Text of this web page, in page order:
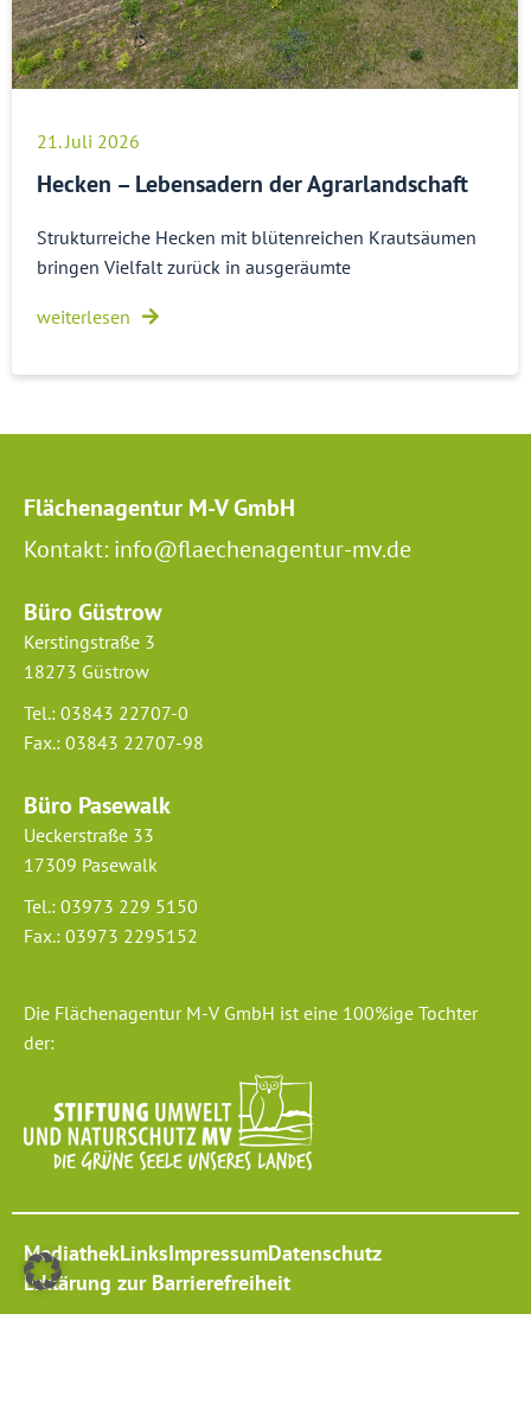
21. Juli 2026
Hecken – Lebensadern der Agrarlandschaft
Strukturreiche Hecken mit blütenreichen Krautsäumen
bringen Vielfalt zurück in ausgeräumte
weiterlesen
Flächenagentur M-V GmbH
Kontakt: info@flaechenagentur-mv.de
Büro Güstrow
Kerstingstraße 3
18273 Güstrow
Tel.: 03843 22707-0
Fax.: 03843 22707-98
Büro Pasewalk
Ueckerstraße 33
17309 Pasewalk
Tel.: 03973 229 5150
Fax.: 03973 2295152
Die Flächenagentur M-V GmbH ist eine 100%ige Tochter
der:
MediathekLinksImpressumDatenschutz
Erklärung zur Barrierefreiheit